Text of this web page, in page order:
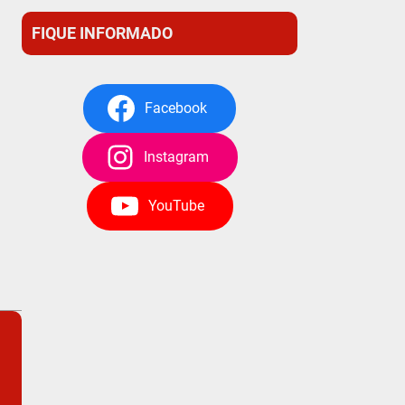
FIQUE INFORMADO
Facebook
Instagram
YouTube